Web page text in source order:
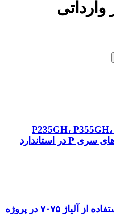
مقایسه جامع گریدهای P235GH، P355GH،
P460NL1 و دیگر ورق‌های سری P در استاندارد
هر آنچه برای خرید و استفاده از آلیاژ ۷۰۷۵ در پروژه